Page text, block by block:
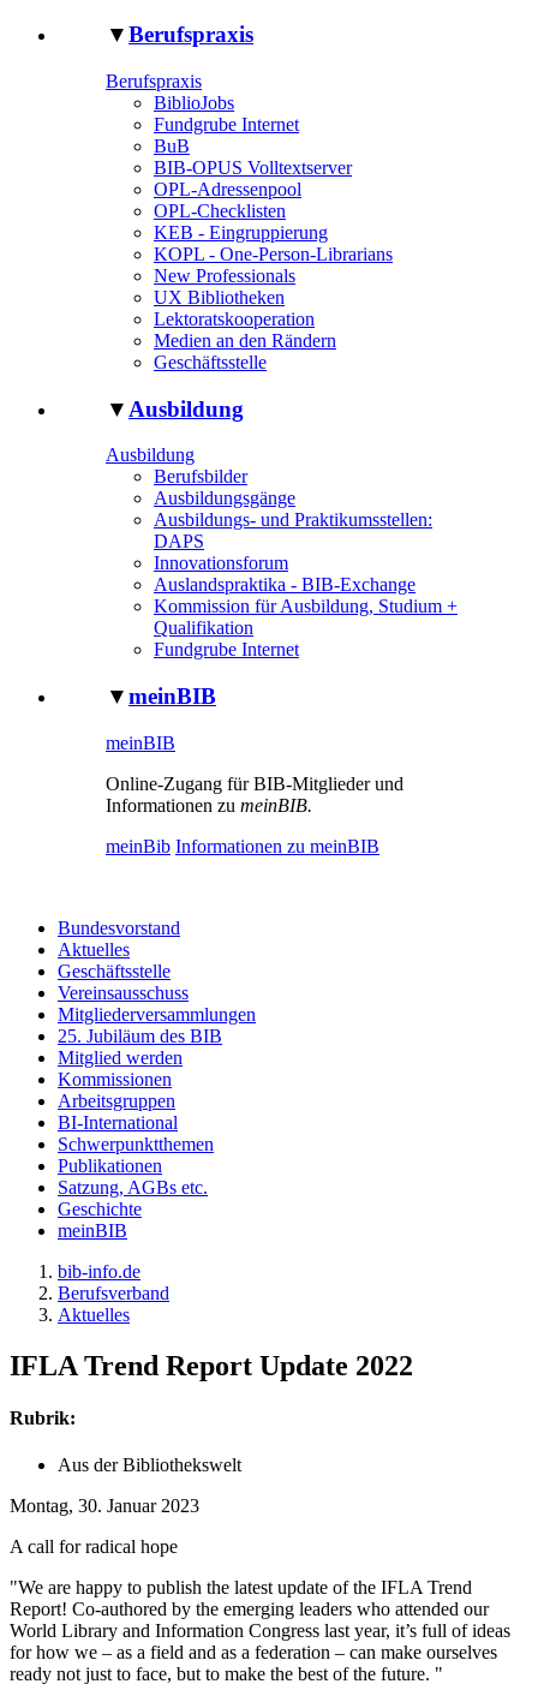
▼Berufspraxis
Berufspraxis
BiblioJobs
Fundgrube Internet
BuB
BIB-OPUS Volltextserver
OPL-Adressenpool
OPL-Checklisten
KEB - Eingruppierung
KOPL - One-Person-Librarians
New Professionals
UX Bibliotheken
Lektoratskooperation
Medien an den Rändern
Geschäftsstelle
▼ Ausbildung
Ausbildung
Berufsbilder
Ausbildungsgänge
Ausbildungs- und Praktikumsstellen:
DAPS
Innovationsforum
Auslandspraktika - BIB-Exchange
Kommission für Ausbildung, Studium +
Qualifikation
Fundgrube Internet
▼meinBIB
meinBIB
Online-Zugang für BIB-Mitglieder und
Informationen zu meinBIB.
meinBib Informationen zu meinBIB
Bundesvorstand
Aktuelles
Geschäftsstelle
Vereinsausschuss
Mitgliederversammlungen
25. Jubiläum des BIB
Mitglied werden
Kommissionen
Arbeitsgruppen
BI-International
Schwerpunktthemen
Publikationen
Satzung, AGBs etc.
Geschichte
meinBIB
bib-info.de
Berufsverband
Aktuelles
IFLA Trend Report Update 2022
Rubrik:
Aus der Bibliothekswelt
Montag, 30. Januar 2023
A call for radical hope
"We are happy to publish the latest update of the IFLA Trend
Report! Co-authored by the emerging leaders who attended our
World Library and Information Congress last year, it’s full of ideas
for how we – as a field and as a federation – can make ourselves
ready not just to face, but to make the best of the future. "